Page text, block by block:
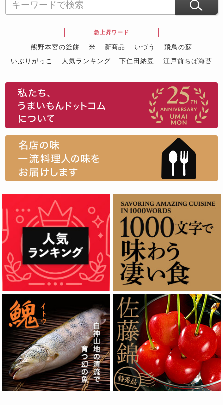
急上昇ワード
熊野本宮の釜餅 米 新商品 いづう
飛鳥の蘇
いぶりがっこ
人気ランキング 下仁田納豆
江戸前ちば海苔